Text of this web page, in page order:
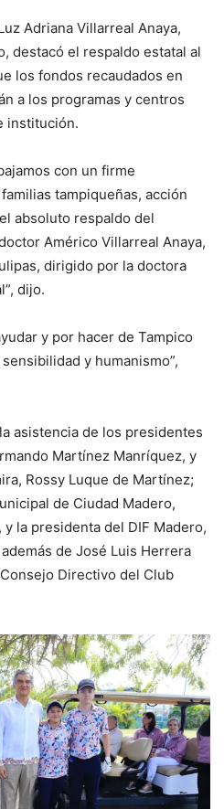
Adriana Villarreal Anaya,
destacó el respaldo estatal al
los fondos recaudados en
a los programas y centros
institución.
con un firme
tampiqueñas, acción
absoluto respaldo del
Américo Villarreal Anaya,
dirigido por la doctora
dijo.
y por hacer de Tampico
y humanismo”,
asistencia de los presidentes
Martínez Manríquez, y
Rossy Luque de Martínez;
de Ciudad Madero,
y la presidenta del DIF Madero,
de José Luis Herrera
Directivo del Club